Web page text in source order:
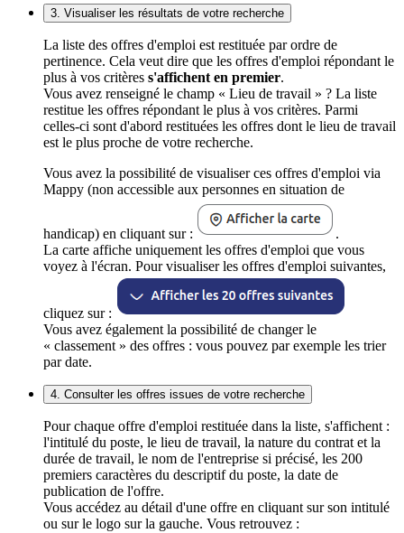
3. Visualiser les résultats de votre recherche
La liste des offres d'emploi est restituée par ordre de
pertinence. Cela veut dire que les offres d'emploi répondant le
plus à vos critères s'affichent en premier.
Vous avez renseigné le champ « Lieu de travail » ? La liste
restitue les offres répondant le plus à vos critères. Parmi
celles-ci sont d'abord restituées les offres dont le lieu de travail
est le plus proche de votre recherche.
Vous avez la possibilité de visualiser ces offres d'emploi via
Mappy (non accessible aux personnes en situation de
handicap) en cliquant sur :
.
La carte affiche uniquement les offres d'emploi que vous
voyez à l'écran. Pour visualiser les offres d'emploi suivantes,
cliquez sur :
Vous avez également la possibilité de changer le
« classement » des offres : vous pouvez par exemple les trier
par date.
4. Consulter les offres issues de votre recherche
Pour chaque offre d'emploi restituée dans la liste, s'affichent :
l'intitulé du poste, le lieu de travail, la nature du contrat et la
durée de travail, le nom de l'entreprise si précisé, les 200
premiers caractères du descriptif du poste, la date de
publication de l'offre.
Vous accédez au détail d'une offre en cliquant sur son intitulé
ou sur le logo sur la gauche. Vous retrouvez :